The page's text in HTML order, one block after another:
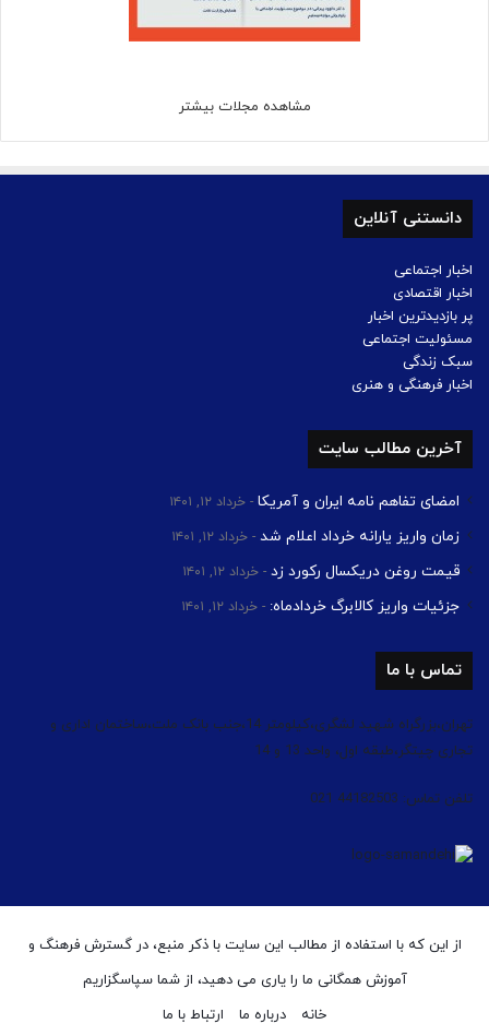
مشاهده مجلات بیشتر
دانستنی آنلاین
اخبار اجتماعی
اخبار اقتصادی
پر بازدیدترین اخبار
مسئولیت اجتماعی
سبک زندگی
اخبار فرهنگی و هنری
آخرین مطالب سایت
امضای تفاهم نامه ایران و آمریکا خرداد ۱۲, ۱۴۰۱
زمان واریز یارانه خرداد اعلام شد خرداد ۱۲, ۱۴۰۱
قیمت روغن دریکسال رکورد زد خرداد ۱۲, ۱۴۰۱
جزئیات واریز کالابرگ خردادماه: خرداد ۱۲, ۱۴۰۱
تماس با ما
تهران،بزرگراه شهید لشگری،کیلومتر 14،جنب بانک ملت،ساختمان اداری و
تجاری چیتگر،طبقه اول، واحد 13 و 14
تلفن تماس: 44182503 021
از این که با استفاده از مطالب این سایت با ذکر منبع، در گسترش فرهنگ و
آموزش همگانی ما را یاری می دهید، از شما سپاسگزاریم
خانه
درباره ما ارتباط با ما